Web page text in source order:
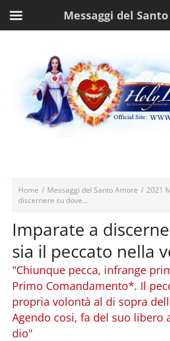
Home / Messaggi del Santo Amore / 2021
discernere su dove...
Imparate a
sia il peccato nella
"Chiunque pecca, infrange
Primo Comandamento*. Il
propria volontà al di sopra
Agendo cosi, fa del suo libero
dio"
Messaggi del